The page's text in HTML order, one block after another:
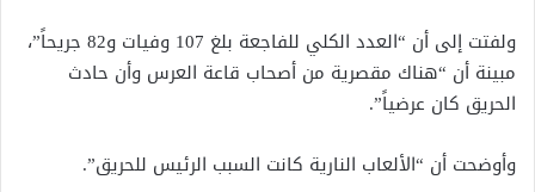
ولفتت إلى أن “العدد الكلي للفاجعة بلغ 107 وفيات و82 جريحاً”،
مبينة أن “هناك مقصرية من أصحاب قاعة العرس وأن حادث
الحريق كان عرضياً”.
وأوضحت أن “الألعاب النارية كانت السبب الرئيس للحريق”.